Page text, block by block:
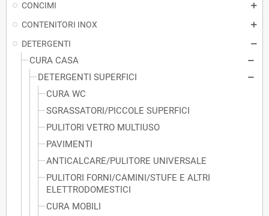
CONCIMI
CONTENITORI INOX
DETERGENTI
CURA CASA
DETERGENTI SUPERFICI
CURA WC
SGRASSATORI/PICCOLE SUPERFICI
PULITORI VETRO MULTIUSO
PAVIMENTI
ANTICALCARE/PULITORE UNIVERSALE
PULITORI FORNI/CAMINI/STUFE E ALTRI
ELETTRODOMESTICI
CURA MOBILI